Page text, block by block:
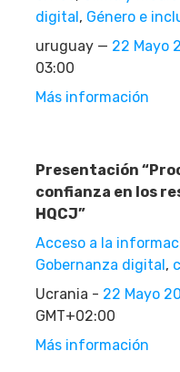
digital, Género e
uruguay — 22 Mayo
03:00
Más información
Presentación
confianza en los
HQCJ”
Acceso a la
Gobernanza digital,
Ucrania - 22 Mayo
GMT+02:00
Más información